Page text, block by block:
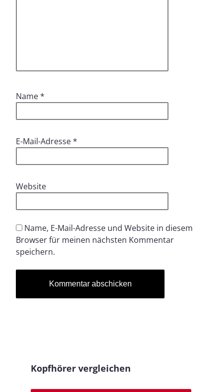
Name*
E-Mail-Adresse*
Website
Name, E-Mail-Adresse und Website in diesem
Browser für meinen nächsten Kommentar
speichern.
Kopfhörer vergleichen